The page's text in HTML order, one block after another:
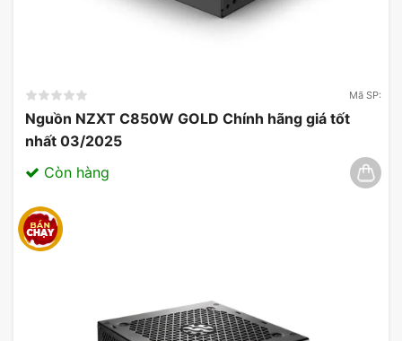
Mã SP:
Nguồn NZXT C850W GOLD Chính hãng giá tốt
nhất 03/2025
Còn hàng